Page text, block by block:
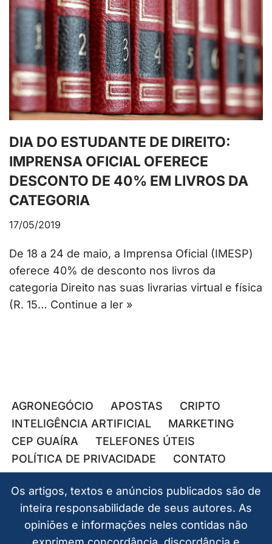
DIA DO ESTUDANTE DE DIREITO:
IMPRENSA OFICIAL OFERECE
DESCONTO DE 40% EM LIVROS DA
CATEGORIA
17/05/2019
De 18 a 24 de maio, a Imprensa Oficial (IMESP)
oferece 40% de desconto nos livros da
categoria Direito nas suas livrarias virtual e física
(R. 15… Continue a ler »
AGRONEGÓCIO APOSTAS
CRIPTO
INTELIGÊNCIA ARTIFICIAL
MARKETING
CEP GUAÍRA
TELEFONES ÚTEIS
POLÍTICA DE PRIVACIDADE
CONTATO
Os artigos, textos e anúncios publicados são de
inteira responsabilidade de seus autores. As
opiniões e informações neles contidas não